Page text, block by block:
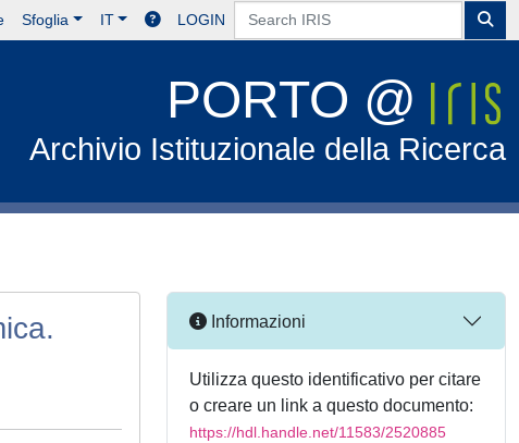
Sfoglia IT LOGIN
PORTO @
Archivio Istituzionale della Ricerca
Informazioni
Utilizza questo identificativo per citare
o creare un link a questo documento:
https://hdl.handle.net/11583/2520885